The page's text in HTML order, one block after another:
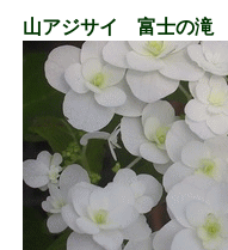
山アジサイ 富士の滝